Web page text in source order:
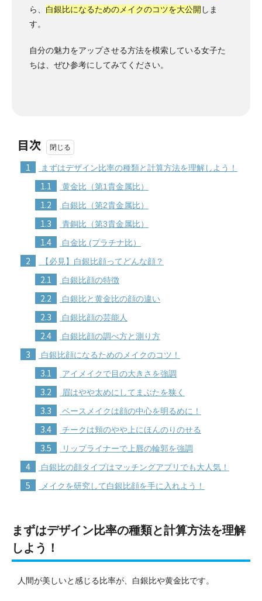
ら、 白銀比になるためのメイクのコツを大公開 しま
す。
自分の魅力をアップさせる方法を模索している女子た
ちは、ぜひ参考にしてみてください。
目次
1 まずはデザイン比率の種類と計算方法を理解しよう！
1.1 黄金比（第1貴金属比）
1.2 白銀比（第2貴金属比）
1.3 青銅比（第3貴金属比）
1.4 白金比 (プラチナ比）
2 【必見】白銀比顔ってどんな顔？
2.1 白銀比顔の特徴
2.2 白銀比と黄金比の顔の違い
2.3 白銀比顔の芸能人
2.4 白銀比顔の調べ方と測り方
3 白銀比顔になるためのメイクのコツ！
3.1 アイメイクで目の大きさを強調
3.2 眉はやや太めにしてまぶたを狭く
3.3 ベースメイクは顔の中心を明るめに！
3.4 チークは頬のやや上にほんのりのせる
3.5 リップライナーで上唇の輪郭を強調
4 白銀比の顔タイプはマッチングアプリでも大人気！
5 メイクを研究して白銀比顔を手に入れよう！
まずはデザイン比率の種類と計算方法を理解
しよう！
人間が美しいと感じる比率が、白銀比や黄金比です。